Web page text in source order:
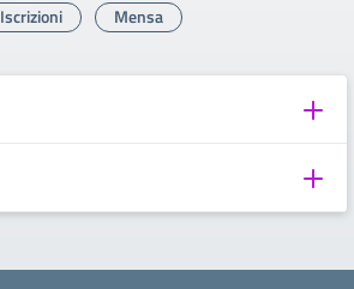
Iscrizioni Mensa